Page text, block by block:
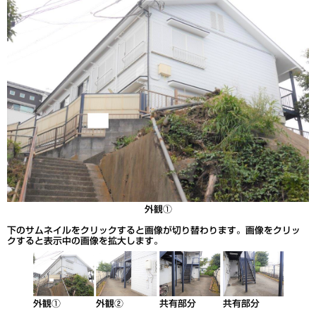
外観①
下のサムネイルをクリックすると画像が切り替わります。画像をクリッ
クすると表示中の画像を拡大します。
外観① 外観② 共有部分 共有部分